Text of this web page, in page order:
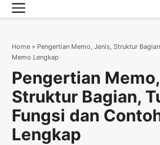
Skip
to
Menu
Home » Pengertian Memo, Jenis, Struktur
Memo Lengkap
Pengertian
Struktur Bagian,
Fungsi dan
Lengkap